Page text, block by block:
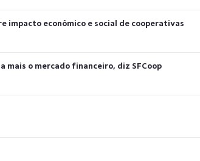
impacto econômico e social de cooperativas
o mercado financeiro, diz SFCoop